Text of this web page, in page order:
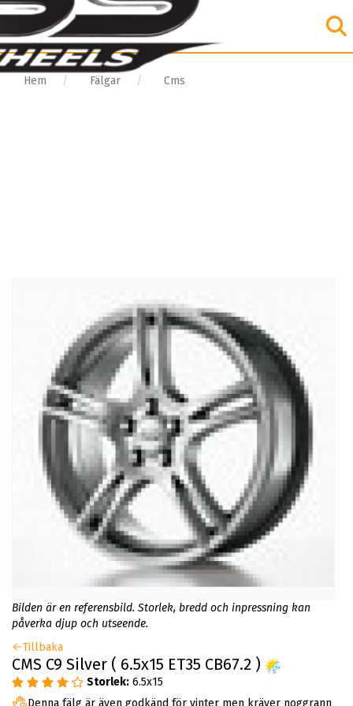
Hem Fälgar Cms
Bilden är en referensbild. Storlek, bredd och inpressning kan
påverka djup och utseende.
Tillbaka
CMS C9 Silver ( 6.5x15 ET35 CB67.2 )
Storlek: 6.5x15
Denna fälg är även godkänd för vinter men kräver noggrann